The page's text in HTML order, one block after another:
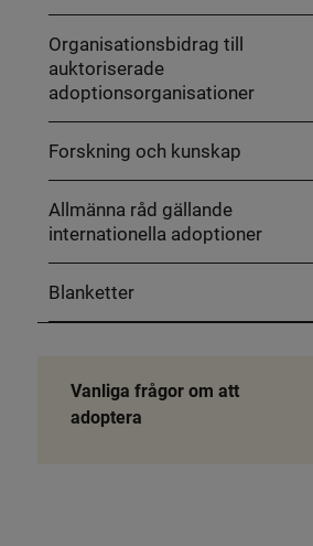
Organisationsbidrag till
auktoriserade
adoptionsorganisationer
Forskning och kunskap
Allmänna råd gällande
internationella adoptioner
Blanketter
Vanliga frågor om att
adoptera